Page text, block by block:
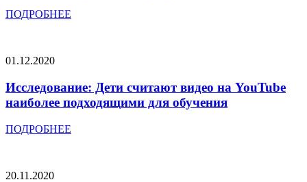
ПОДРОБНЕЕ
01.12.2020
Исследование: Дети считают видео на YouTube
наиболее подходящими для обучения
ПОДРОБНЕЕ
20.11.2020